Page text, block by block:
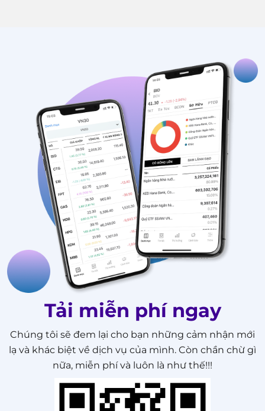
Tải miễn phí ngay
Chúng tôi sẽ đem lại cho bạn những cảm nhận mới
lạ và khác biệt về dịch vụ của mình. Còn chần chừ gì
nữa, miễn phí và luôn là như thế!!!